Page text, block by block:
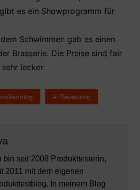
es ein Showprogramm für
Schwimmen gab es einen
Brasserie. Die Preise sind fair
lecker.
Reiseblog
bin seit 2008 Produkttesterin,
2011 mit dem eigenen
In meinem Blog